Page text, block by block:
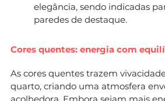
elegância, sendo indicadas
paredes de destaque.
Cores quentes: energia com
As cores quentes trazem
quarto, criando uma atmosfera
acolhedora. Embora sejam mais